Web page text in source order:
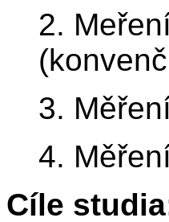
2.
3.
4.
Cíle